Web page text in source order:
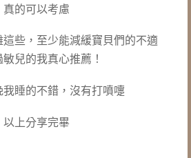
真的可以考慮
些，至少能減緩寶貝們的不適
敏兒的我真心推薦！
我睡的不錯，沒有打噴嚏
以上分享完畢